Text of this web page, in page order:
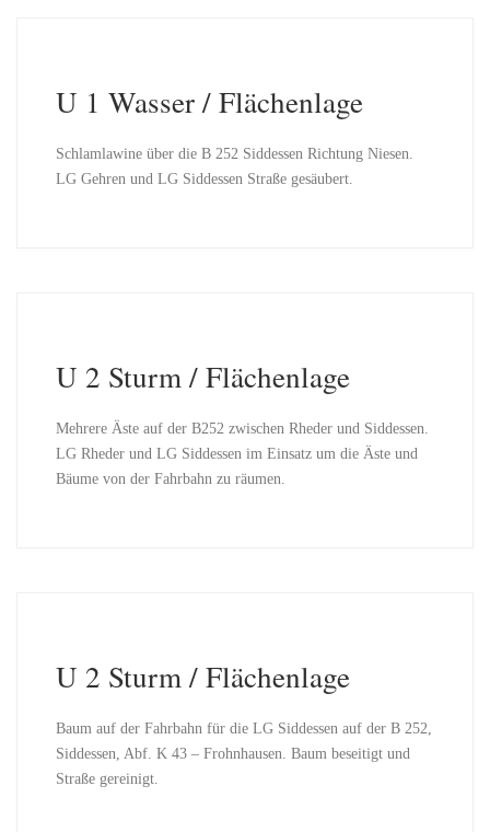
U 1 Wasser / Flächenlage
Schlamlawine über die B 252 Siddessen Richtung Niesen.
LG Gehren und LG Siddessen Straße gesäubert.
U 2 Sturm / Flächenlage
Mehrere Äste auf der B252 zwischen Rheder und Siddessen.
LG Rheder und LG Siddessen im Einsatz um die Äste und
Bäume von der Fahrbahn zu räumen.
U 2 Sturm / Flächenlage
Baum auf der Fahrbahn für die LG Siddessen auf der B 252,
Siddessen, Abf. K 43 – Frohnhausen. Baum beseitigt und
Straße gereinigt.